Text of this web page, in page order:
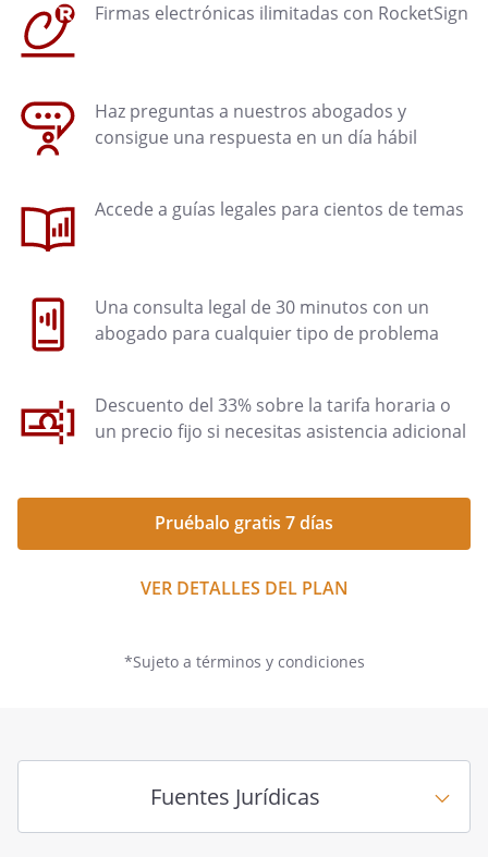
Firmas electrónicas ilimitadas con RocketSign
Haz preguntas a nuestros abogados y
consigue una respuesta en un día hábil
Accede a guías legales para cientos de temas
Una consulta legal de 30 minutos con un
abogado para cualquier tipo de problema
Descuento del 33% sobre la tarifa horaria o
un precio fijo si necesitas asistencia adicional
Pruébalo gratis 7 días
VER DETALLES DEL PLAN
*Sujeto a términos y condiciones
Fuentes Jurídicas